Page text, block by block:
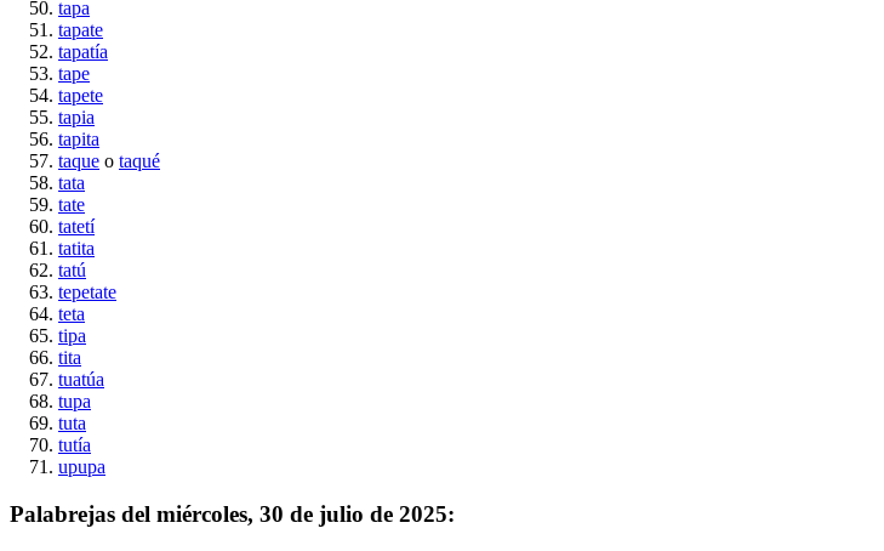
tapa
tapate
tapatía
tape
tapete
tapia
tapita
taque o taqué
tata
tate
tatetí
tatita
tatú
tepetate
teta
tipa
tita
tuatúa
tupa
tuta
tutía
upupa
Palabrejas del miércoles, 30 de julio de 2025: